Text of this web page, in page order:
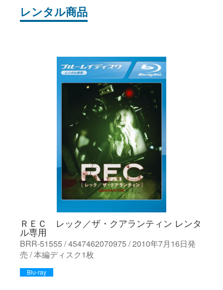
レンタル商品
ＲＥＣ レック／ザ・クアランティン レンタ
ル専用
BRR-51555 / 4547462070975 / 2010年7月16日発
売 / 本編ディスク1枚
Blu-ray